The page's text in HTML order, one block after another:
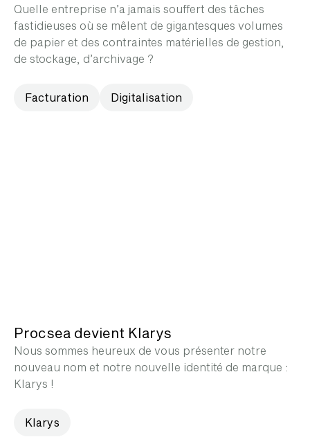
Quelle entreprise n’a jamais souffert des tâches
fastidieuses où se mêlent de gigantesques volumes
de papier et des contraintes matérielles de gestion,
de stockage, d’archivage ?
Facturation Digitalisation
Procsea devient Klarys
Nous sommes heureux de vous présenter notre
nouveau nom et notre nouvelle identité de marque :
Klarys !
Klarys